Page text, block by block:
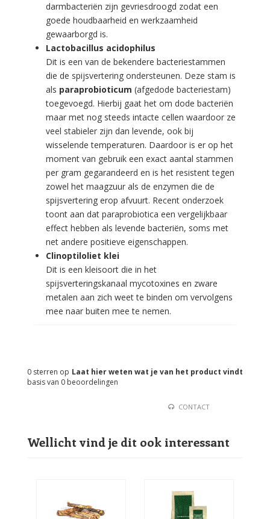
darmbacteriën zijn gevriesdroogd zodat een
goede houdbaarheid en werkzaamheid
gewaarborgd is.
Lactobacillus acidophilus
Dit is een van de bekendere bacteriestammen
die de spijsvertering ondersteunen. Deze stam is
als paraprobioticum (afgedode bacteriestam)
toegevoegd. Hierbij gaat het om dode bacteriën
maar met nog steeds intacte cellen waardoor ze
veel stabieler zijn dan levende, ook bij
wisselende temperaturen. Daardoor is er op het
moment van gebruik een exact aantal stammen
per gram gegarandeerd en is het resistent tegen
zowel het maagzuur als de enzymen die de
spijsvertering erop afvuurt. Recent onderzoek
toont aan dat paraprobiotica een vergelijkbaar
effect hebben als levende bacteriën, soms met
net andere positieve eigenschappen.
Clinoptiloliet klei
Dit is een kleisoort die in het
spijsverteringskanaal mycotoxines en zware
metalen aan zich weet te binden om vervolgens
mee naar buiten mee te nemen.
Laat hier weten wat je van het product vindt
0 sterren op
basis van 0 beoordelingen
CONTACT
Wellicht vind je dit ook interessant